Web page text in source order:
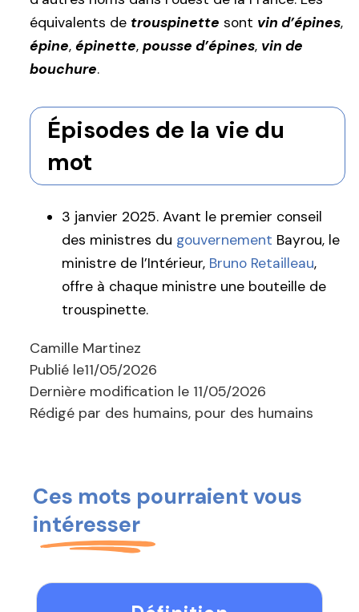
équivalents de trouspinette sont vin d’épines,
épine, épinette, pousse d’épines, vin de
bouchure.
Épisodes de la vie du
mot
3 janvier 2025. Avant le premier conseil
des ministres du gouvernement Bayrou, le
ministre de l’Intérieur, Bruno Retailleau,
offre à chaque ministre une bouteille de
trouspinette.
Camille Martinez
Publié le11/05/2026
Dernière modification le 11/05/2026
Rédigé par des humains, pour des humains
Ces mots pourraient vous
intéresser